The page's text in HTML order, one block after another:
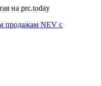
продажам NEV с